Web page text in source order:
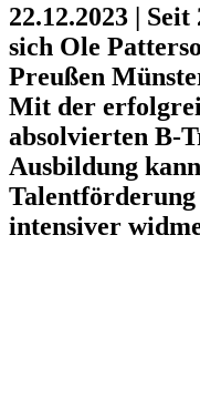
22.12.2023 |
sich Ole
Preußen
Mit der
absolvierten B-
Ausbildung
intensiver